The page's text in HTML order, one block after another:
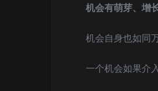
机会有萌芽、增
机会自身也如同
一个机会如果介